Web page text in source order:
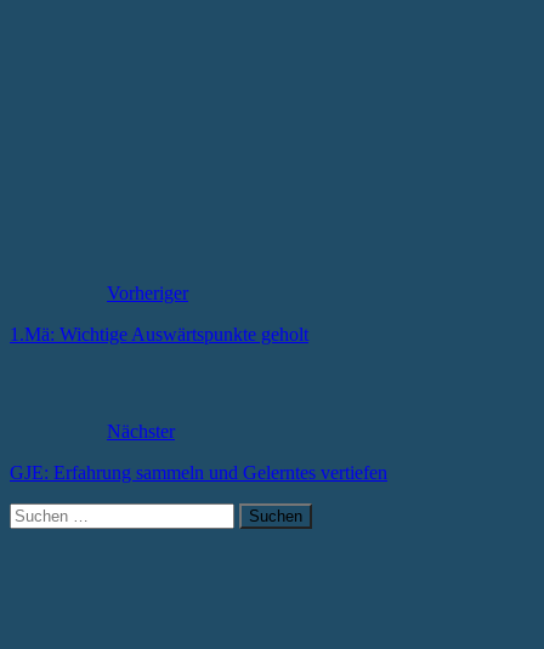
Vorheriger
1.Mä: Wichtige Auswärtspunkte geholt
Nächster
GJE: Erfahrung sammeln und Gelerntes vertiefen
Suchen
nach: